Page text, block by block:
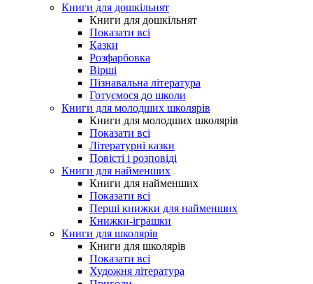
Книги для дошкільнят
Книги для дошкільнят
Показати всі
Казки
Розфарбовка
Вірші
Пізнавальна література
Готуємося до школи
Книги для молодших школярів
Книги для молодших школярів
Показати всі
Літературні казки
Повісті і розповіді
Книги для найменших
Книги для найменших
Показати всі
Перші книжки для найменших
Книжки-іграшки
Книги для школярів
Книги для школярів
Показати всі
Художня література